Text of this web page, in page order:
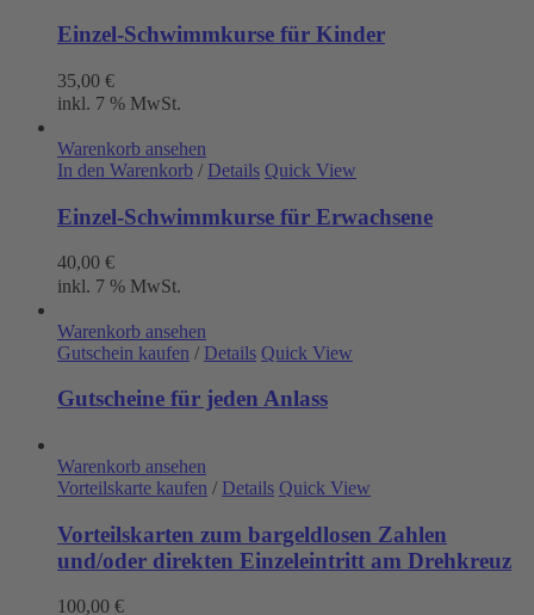
Einzel-Schwimmkurse für Kinder
35,00 €
inkl. 7 % MwSt.
Warenkorb ansehen
In den Warenkorb / Details Quick View
Einzel-Schwimmkurse für Erwachsene
40,00 €
inkl. 7 % MwSt.
Warenkorb ansehen
Gutschein kaufen / Details Quick View
Gutscheine für jeden Anlass
Warenkorb ansehen
Vorteilskarte kaufen / Details Quick View
Vorteilskarten zum bargeldlosen Zahlen
und/oder direkten Einzeleintritt am Drehkreuz
100,00 €